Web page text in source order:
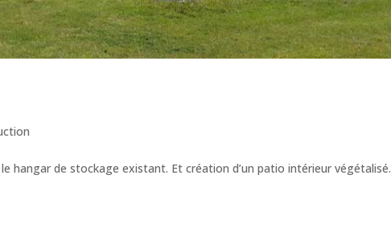
hangar de stockage existant. Et création d’un patio intérieur végétalisé.